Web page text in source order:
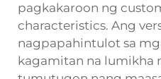
pagkakaroon ng
characteristics. Ang
nagpapahintulot sa
kagamitan na lumikha